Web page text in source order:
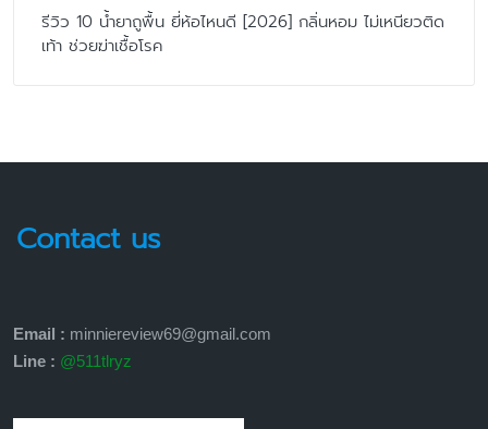
รีวิว 10 น้ำยาถูพื้น ยี่ห้อไหนดี [2026] กลิ่นหอม ไม่เหนียวติด
เท้า ช่วยฆ่าเชื้อโรค
Contact us
Email : minniereview69@gmail.com
Line : @511tlryz